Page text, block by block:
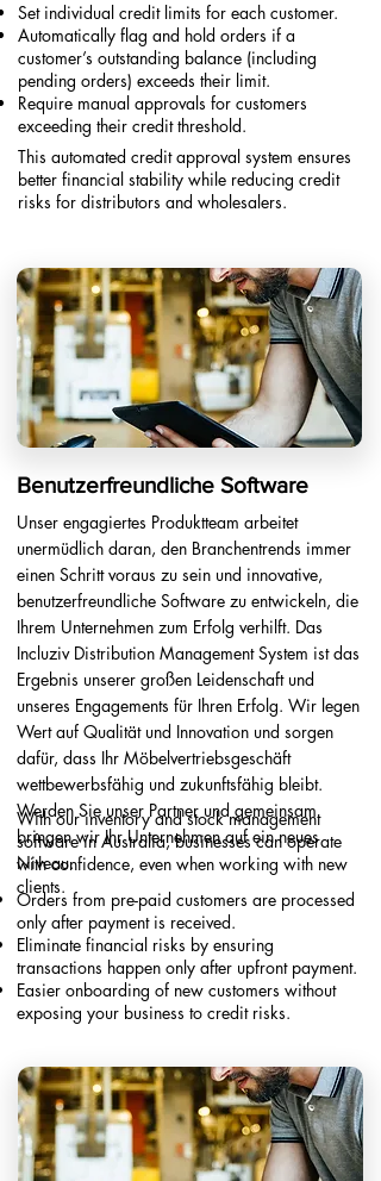
Set individual credit limits for each customer.
Automatically flag and hold orders if a
customer’s outstanding balance (including
pending orders) exceeds their limit.
Require manual approvals for customers
exceeding their credit threshold.​
This automated credit approval system ensures
better financial stability while reducing credit
risks for distributors and wholesalers.
Benutzerfreundliche Software
Unser engagiertes Produktteam arbeitet
unermüdlich daran, den Branchentrends immer
einen Schritt voraus zu sein und innovative,
benutzerfreundliche Software zu entwickeln, die
Ihrem Unternehmen zum Erfolg verhilft. Das
Incluziv Distribution Management System ist das
Ergebnis unserer großen Leidenschaft und
unseres Engagements für Ihren Erfolg. Wir legen
Wert auf Qualität und Innovation und sorgen
dafür, dass Ihr Möbelvertriebsgeschäft
wettbewerbsfähig und zukunftsfähig bleibt.
Werden Sie unser Partner und gemeinsam
bringen wir Ihr Unternehmen auf ein neues
Niveau.
Orders from pre-paid customers are processed
only after payment is received.
Eliminate financial risks by ensuring
transactions happen only after upfront payment.
Easier onboarding of new customers without
exposing your business to credit risks.​
With our inventory and stock management
software in Australia, businesses can operate
with confidence, even when working with new
clients.